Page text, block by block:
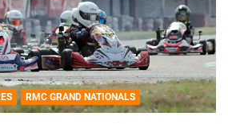
RMC GRAND NATIONALS